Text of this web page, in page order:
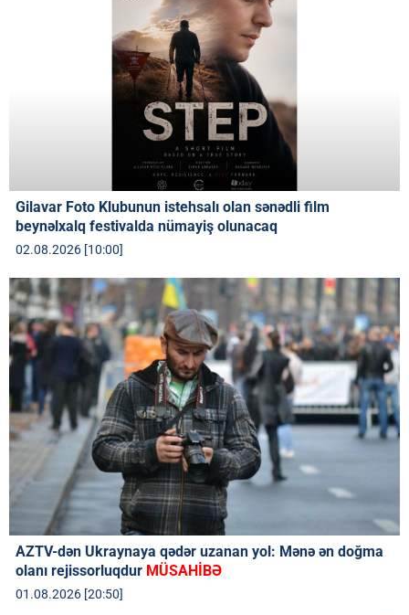
Gilavar Foto Klubunun istehsalı olan sənədli film
beynəlxalq festivalda nümayiş olunacaq
02.08.2026 [10:00]
AZTV-dən Ukraynaya qədər uzanan yol: Mənə ən doğma
olanı rejissorluqdur MÜSAHİBƏ
01.08.2026 [20:50]